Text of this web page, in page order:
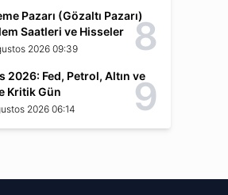
Pazarı (Gözaltı Pazarı)
Saatleri ve Hisseler
2026 09:39 8
2026: Fed, Petrol, Altın ve
Kritik Gün
2026 06:14 9